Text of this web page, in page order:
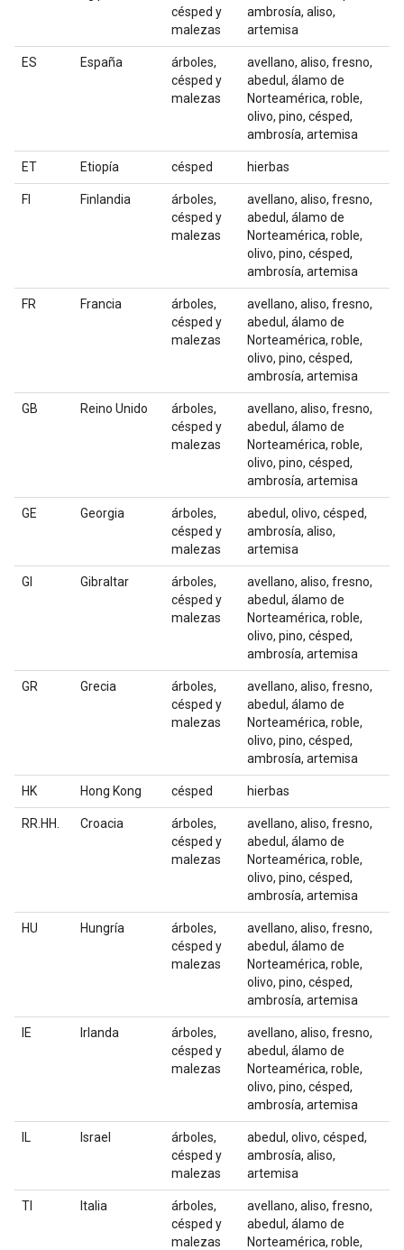
césped y
malezas
ambrosía, aliso,
artemisa
ES España
árboles,
césped y
malezas
avellano, aliso, fresno,
abedul, álamo de
Norteamérica, roble,
olivo, pino, césped,
ambrosía, artemisa
ET Etiopía césped hierbas
FI Finlandia
árboles,
césped y
malezas
avellano, aliso, fresno,
abedul, álamo de
Norteamérica, roble,
olivo, pino, césped,
ambrosía, artemisa
FR Francia
árboles,
césped y
malezas
avellano, aliso, fresno,
abedul, álamo de
Norteamérica, roble,
olivo, pino, césped,
ambrosía, artemisa
GB Reino Unido
árboles,
césped y
malezas
avellano, aliso, fresno,
abedul, álamo de
Norteamérica, roble,
olivo, pino, césped,
ambrosía, artemisa
GE Georgia
árboles,
césped y
malezas
abedul, olivo, césped,
ambrosía, aliso,
artemisa
GI Gibraltar
árboles,
césped y
malezas
avellano, aliso, fresno,
abedul, álamo de
Norteamérica, roble,
olivo, pino, césped,
ambrosía, artemisa
GR Grecia
árboles,
césped y
malezas
avellano, aliso, fresno,
abedul, álamo de
Norteamérica, roble,
olivo, pino, césped,
ambrosía, artemisa
HK Hong Kong césped hierbas
RR.HH. Croacia
árboles,
césped y
malezas
avellano, aliso, fresno,
abedul, álamo de
Norteamérica, roble,
olivo, pino, césped,
ambrosía, artemisa
HU Hungría
árboles,
césped y
malezas
avellano, aliso, fresno,
abedul, álamo de
Norteamérica, roble,
olivo, pino, césped,
ambrosía, artemisa
IE Irlanda
árboles,
césped y
malezas
avellano, aliso, fresno,
abedul, álamo de
Norteamérica, roble,
olivo, pino, césped,
ambrosía, artemisa
IL Israel
árboles,
césped y
malezas
abedul, olivo, césped,
ambrosía, aliso,
artemisa
TI Italia
árboles,
césped y
malezas
avellano, aliso, fresno,
abedul, álamo de
Norteamérica, roble,